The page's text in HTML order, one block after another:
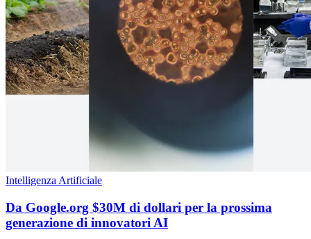
Intelligenza Artificiale
Da Google.org $30M di dollari per la prossima
generazione di innovatori AI